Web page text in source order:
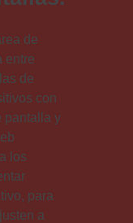
de
entre
de
con
pantalla y
los
para
a